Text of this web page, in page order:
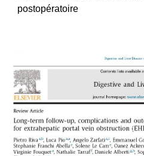
postopératoire